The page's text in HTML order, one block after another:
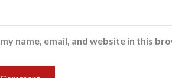
my name, email, and website in this